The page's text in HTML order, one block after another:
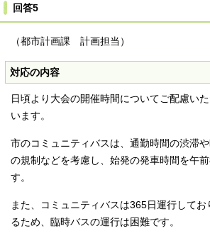
回答5
（都市計画課 計画担当）
対応の内容
日頃より大会の開催時間についてご配慮い
います。
市のコミュニティバスは、通勤時間の渋滞
の規制などを考慮し、始発の発車時間を午
す。
また、コミュニティバスは365日運行して
るため、臨時バスの運行は困難です。